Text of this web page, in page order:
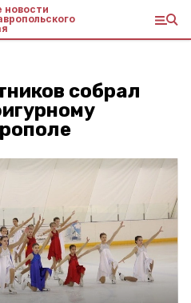
новости
собрал